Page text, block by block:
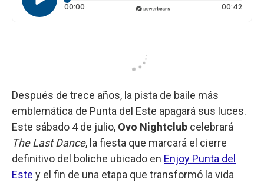
00:00 Tiempo transcurrido: 0 segundos 00:42
Después de trece años, la pista de baile más
emblemática de Punta del Este apagará sus luces.
Este sábado 4 de julio, Ovo Nightclub celebrará
The Last Dance, la fiesta que marcará el cierre
definitivo del boliche ubicado en Enjoy Punta del
Este y el fin de una etapa que transformó la vida